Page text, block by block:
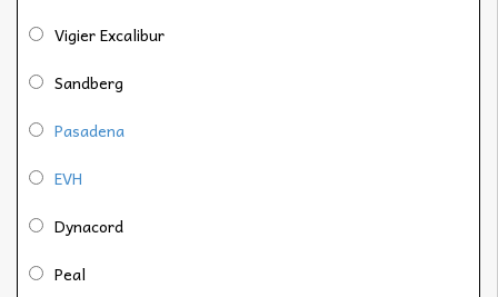
Vigier Excalibur
Sandberg
Pasadena
EVH
Dynacord
Peal